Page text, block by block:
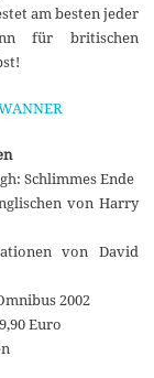
am besten jeder
für britischen
Schlimmes Ende
von Harry
von David
2002
Euro